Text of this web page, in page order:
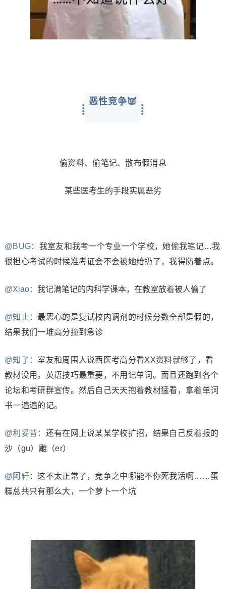
恶性竞争👿
偷资料、偷笔记、散布假消息
某些医考生的手段实属恶劣
@BUG： 我室友和我考一个专业一个学校，她偷我笔记…我
很担心考试的时候准考证会不会被她给扔了，我得防着点。
@Xiao： 我记满笔记的内科学课本，在教室放着被人偷了
@知止：最恶心的是复试校内调剂的时候分数全部是假的，
结果我们一堆高分撞到急诊
@知了： 室友和周围人说西医考高分看XX资料就够了，看
教材没用。英语技巧最重要，不用记单词。而且还跑到各个
论坛和考研群宣传。然后自己天天抱着教材猛看，拿着单词
书一遍遍的记。
@利妥昔： 还有在网上说某某学校扩招，结果自己反着报的
沙（gu）雕（er）
@阿轩：这不太正常了，竞争之中哪能不你死我活啊……蛋
糕总共只有那么大，一个萝卜一个坑